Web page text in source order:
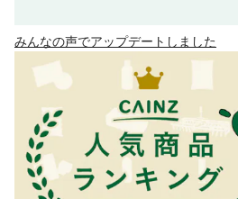
みんなの声でアップデートしました